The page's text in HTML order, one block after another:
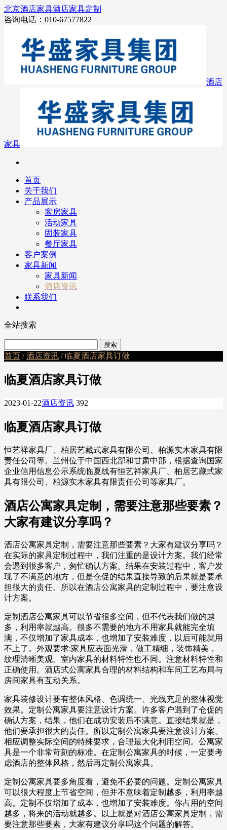
北京酒店家具酒店家具定制
咨询电话：010-67577822
酒店
家具
首页
关于我们
产品展示
客房家具
活动家具
固装家具
餐厅家具
客户案例
家具新闻
家具新闻
酒店资讯
联系我们
全站搜索
首页 /酒店资讯 / 临夏酒店家具订做
临夏酒店家具订做
2023-01-22酒店资讯 392
临夏酒店家具订做
恒艺祥家具厂、柏居艺藏式家具有限公司、柏源实木家具有限
责任公司等。兰州位于中国西北部和甘肃中部，根据查询国家
企业信用信息公示系统临夏线有恒艺祥家具厂、柏居艺藏式家
具有限公司、柏源实木家具有限责任公司等家具厂。
酒店公寓家具定制，需要注意那些要素？
大家有建议分享吗？
酒店公寓家具定制，需要注意那些要素？大家有建议分享吗？
在实际的家具定制过程中，我们注重的是设计方案。我们经常
会遇到很多客户，匆忙确认方案。结果在安装过程中，客户发
现了不满意的地方，但是仓促的结果直接导致的后果就是要承
担很大的责任。所以在酒店公寓家具的定制过程中，要注意设
计方案。
定制酒店公寓家具可以节省很多空间，但不代表我们做的越
多，利用率就越高。很多不需要的地方不用家具就能完全填
满，不仅增加了家具成本，也增加了安装难度，以后可能就用
不上了。外观要求:家具应表面光滑，做工精细，装饰精美，
纹理清晰美观。室内家具的材料特性也不同。注意材料特性和
正确使用。酒店式公寓家具合理的材料结构和车间工艺布局与
房间家具有互动关系。
家具装修设计要有整体风格、色调统一、光线充足的整体视觉
效果。定制公寓家具要注意设计方案。许多客户遇到了仓促的
确认方案，结果，他们在成功安装后不满意。直接结果就是，
他们要承担很大的责任。所以定制公寓家具要注意设计方案。
相应调整实际空间的特殊要求，合理最大化利用空间。公寓家
具是一个非常苛刻的标准。在定制公寓家具的时候，一定要考
虑酒店的整体风格，然后再定制公寓家具。
定制公寓家具要多角度看，避免不必要的问题。定制公寓家具
可以很大程度上节省空间，但并不意味着定制越多，利用率越
高。定制不仅增加了成本，也增加了安装难度。你占用的空间
越多，将来的活动就越多。以上就是对酒店公寓家具定制，需
要注意那些要素，大家有建议分享吗这个问题的解答。